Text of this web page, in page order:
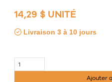
14,29 $ UNITÉ
Livraison 3 à 10 jours
Ajouter